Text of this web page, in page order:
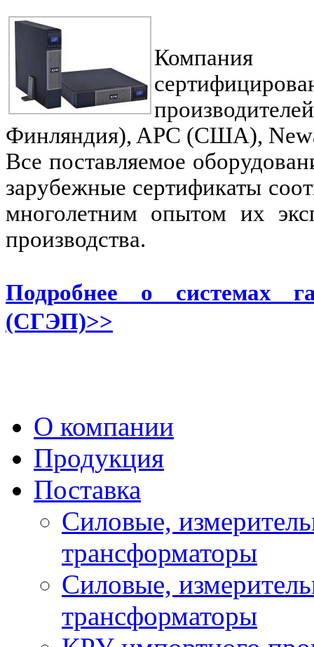
Компания
Финляндия), APC (США),
Все поставляемое
зарубежные сертификаты
многолетним опытом их
производства.
Подробнее о системах
(СГЭП)>>
О компании
Продукция
Поставка
Силовые,
трансформаторы
Силовые,
трансформаторы